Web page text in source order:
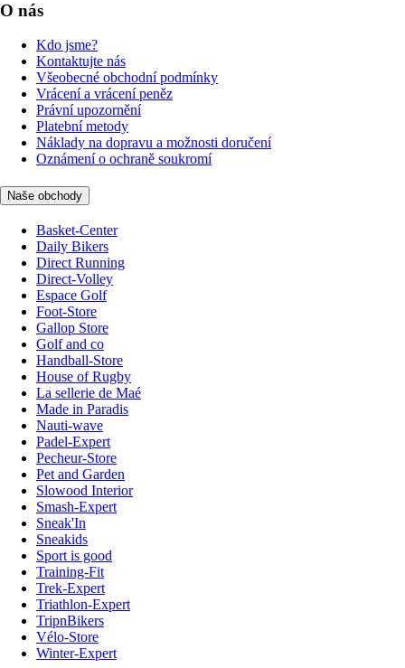
O nás
Kdo jsme?
Kontaktujte nás
Všeobecné obchodní podmínky
Vrácení a vrácení peněz
Právní upozornění
Platební metody
Náklady na dopravu a možnosti doručení
Oznámení o ochraně soukromí
Naše obchody
Basket-Center
Daily Bikers
Direct Running
Direct-Volley
Espace Golf
Foot-Store
Gallop Store
Golf and co
Handball-Store
House of Rugby
La sellerie de Maé
Made in Paradis
Nauti-wave
Padel-Expert
Pecheur-Store
Pet and Garden
Slowood Interior
Smash-Expert
Sneak'In
Sneakids
Sport is good
Training-Fit
Trek-Expert
Triathlon-Expert
TripnBikers
Vélo-Store
Winter-Expert